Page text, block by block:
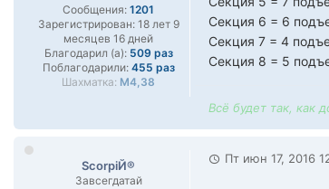
Сообщения: 1201
Зарегистрирован: 18 лет 9
месяцев 16 дней
Благодарил (а): 509 раз
Поблагодарили: 455 раз
Шахматка: М4,38
Секция 6 = 6
Секция 7 = 4
Секция 8 = 5
Всё будет так, как
ScorpiЙ®
Завсегдатай
Пт июн 17, 2016